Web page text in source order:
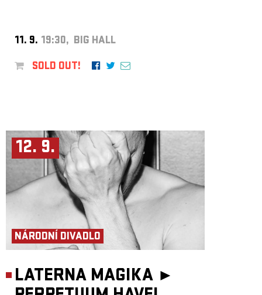
11. 9. 19:30, BIG HALL
SOLD OUT!
12. 9.
NÁRODNÍ DIVADLO
LATERNA MAGIKA ►